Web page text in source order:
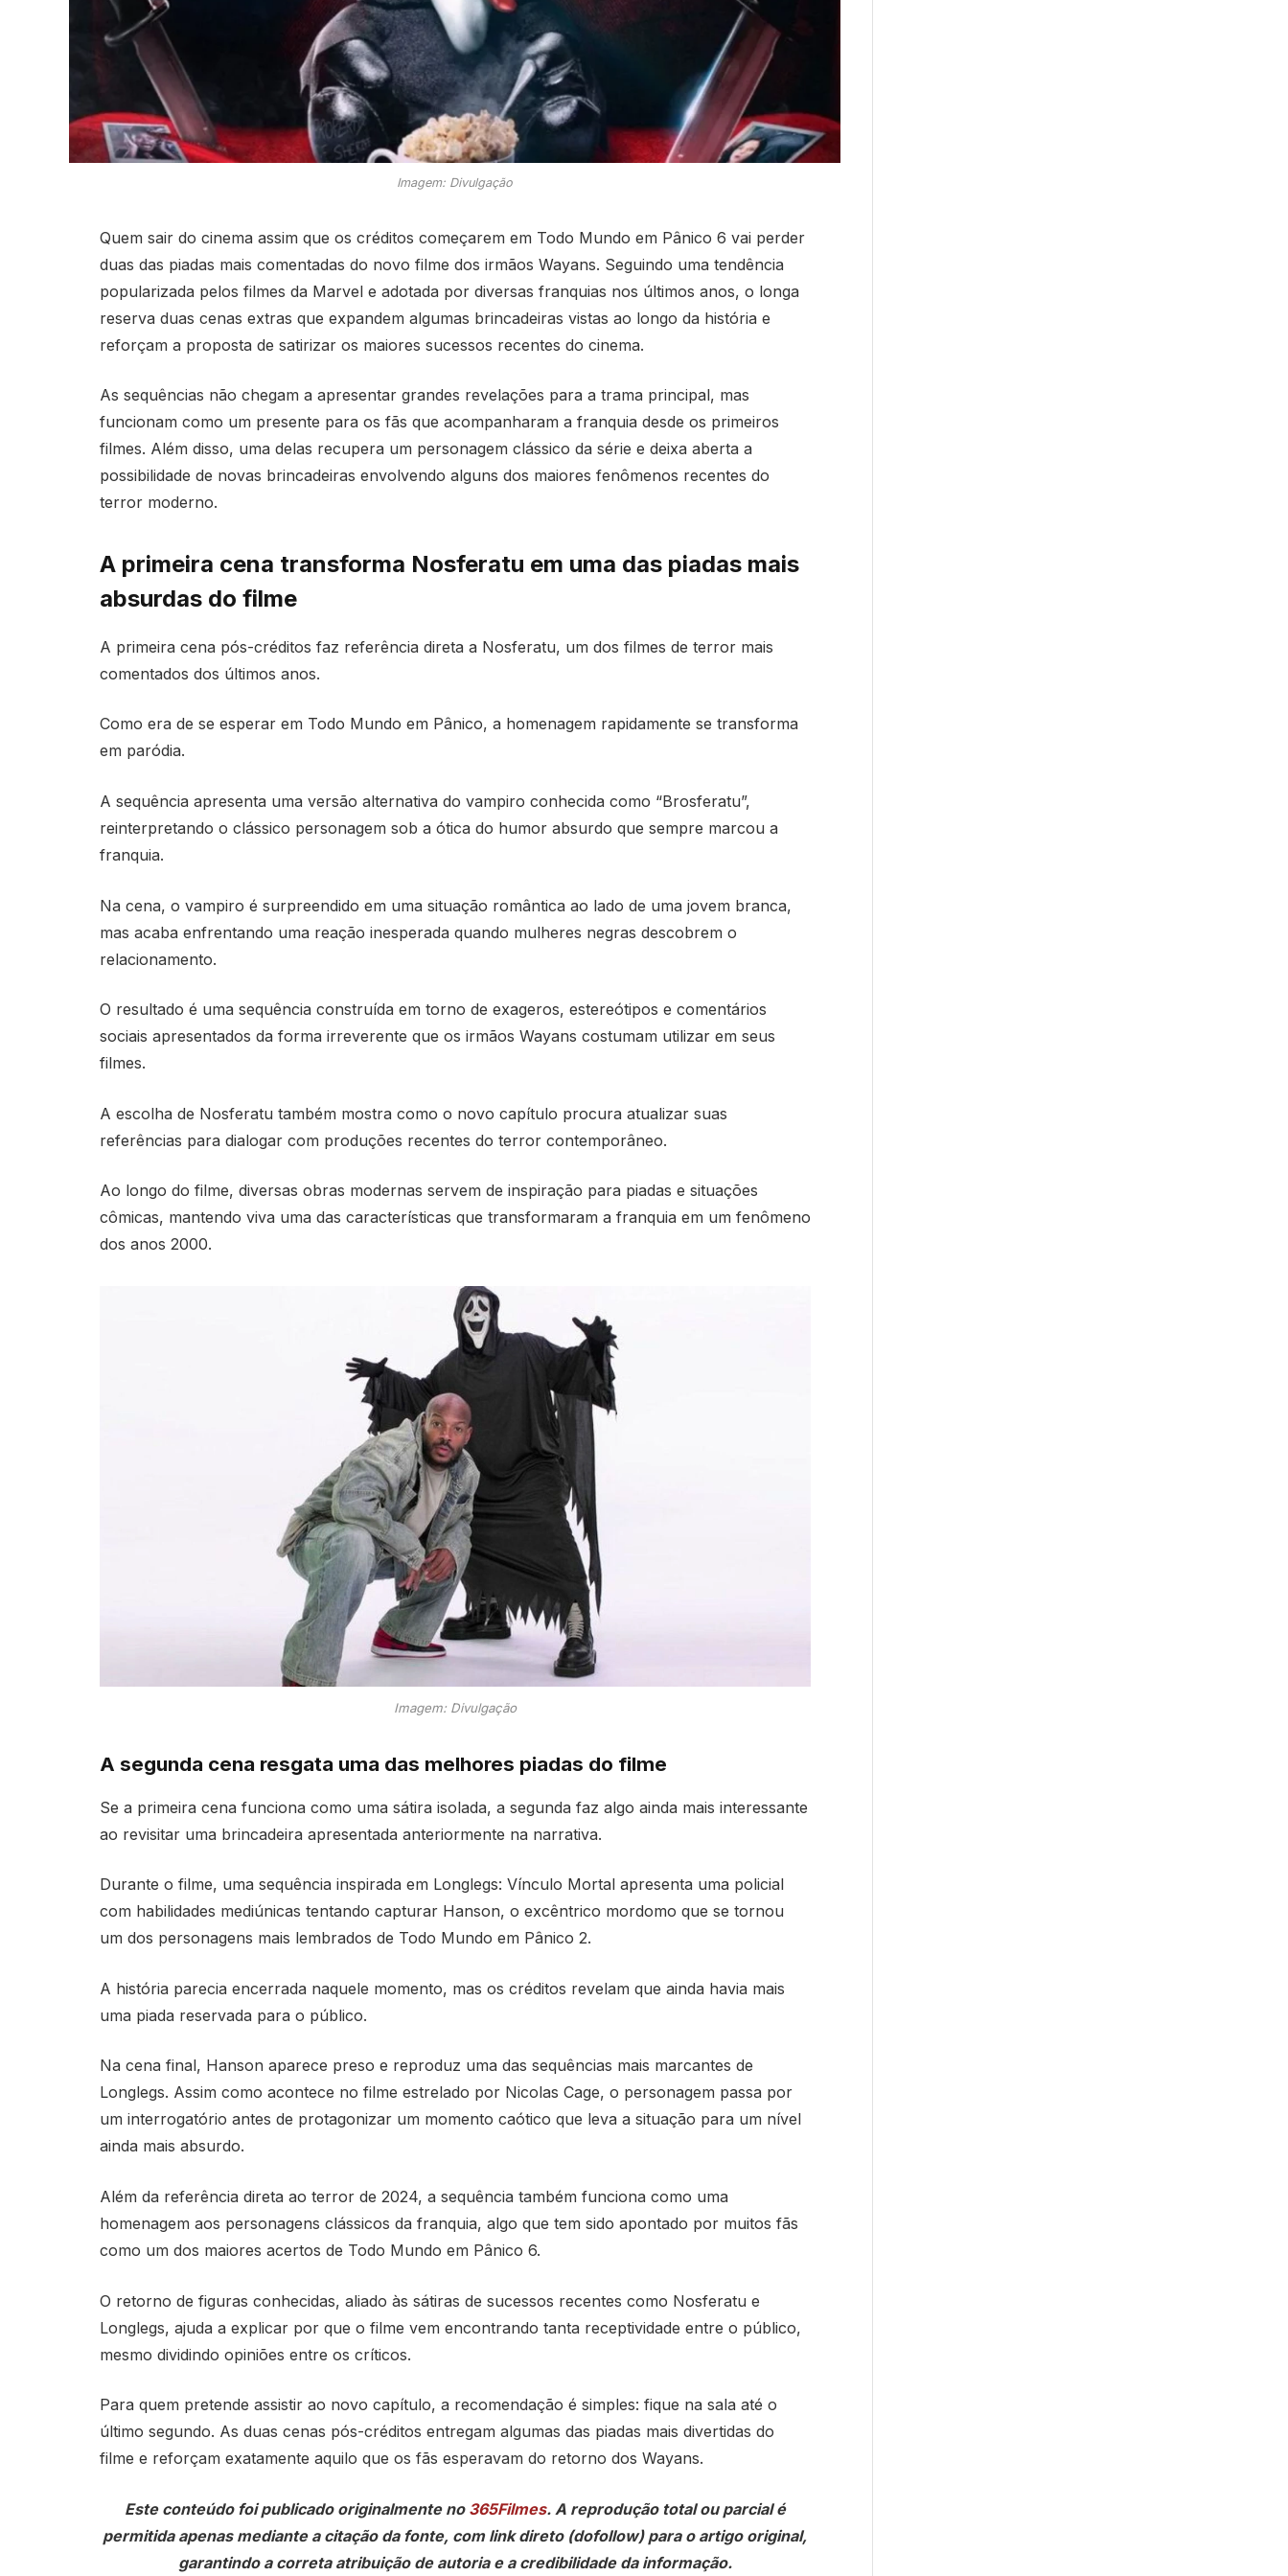
Imagem: Divulgação
Quem sair do cinema assim que os créditos começarem em Todo Mundo em Pânico 6 vai perder
duas das piadas mais comentadas do novo filme dos irmãos Wayans. Seguindo uma tendência
popularizada pelos filmes da Marvel e adotada por diversas franquias nos últimos anos, o longa
reserva duas cenas extras que expandem algumas brincadeiras vistas ao longo da história e
reforçam a proposta de satirizar os maiores sucessos recentes do cinema.
As sequências não chegam a apresentar grandes revelações para a trama principal, mas
funcionam como um presente para os fãs que acompanharam a franquia desde os primeiros
filmes. Além disso, uma delas recupera um personagem clássico da série e deixa aberta a
possibilidade de novas brincadeiras envolvendo alguns dos maiores fenômenos recentes do
terror moderno.
A primeira cena transforma Nosferatu em uma das piadas mais
absurdas do filme
A primeira cena pós-créditos faz referência direta a Nosferatu, um dos filmes de terror mais
comentados dos últimos anos.
Como era de se esperar em Todo Mundo em Pânico, a homenagem rapidamente se transforma
em paródia.
A sequência apresenta uma versão alternativa do vampiro conhecida como “Brosferatu”,
reinterpretando o clássico personagem sob a ótica do humor absurdo que sempre marcou a
franquia.
Na cena, o vampiro é surpreendido em uma situação romântica ao lado de uma jovem branca,
mas acaba enfrentando uma reação inesperada quando mulheres negras descobrem o
relacionamento.
O resultado é uma sequência construída em torno de exageros, estereótipos e comentários
sociais apresentados da forma irreverente que os irmãos Wayans costumam utilizar em seus
filmes.
A escolha de Nosferatu também mostra como o novo capítulo procura atualizar suas
referências para dialogar com produções recentes do terror contemporâneo.
Ao longo do filme, diversas obras modernas servem de inspiração para piadas e situações
cômicas, mantendo viva uma das características que transformaram a franquia em um fenômeno
dos anos 2000.
Imagem: Divulgação
A segunda cena resgata uma das melhores piadas do filme
Se a primeira cena funciona como uma sátira isolada, a segunda faz algo ainda mais interessante
ao revisitar uma brincadeira apresentada anteriormente na narrativa.
Durante o filme, uma sequência inspirada em Longlegs: Vínculo Mortalapresenta uma policial
com habilidades mediúnicas tentando capturar Hanson, o excêntrico mordomo que se tornou
um dos personagens mais lembrados de Todo Mundo em Pânico 2.
A história parecia encerrada naquele momento, mas os créditos revelam que ainda havia mais
uma piada reservada para o público.
Na cena final, Hanson aparece preso e reproduz uma das sequências mais marcantes de
Longlegs. Assim como acontece no filme estrelado por Nicolas Cage, o personagem passa por
um interrogatório antes de protagonizar um momento caótico que leva a situação para um nível
ainda mais absurdo.
Além da referência direta ao terror de 2024, a sequência também funciona como uma
homenagem aos personagens clássicos da franquia, algo que tem sido apontado por muitos fãs
como um dos maiores acertos de Todo Mundo em Pânico 6.
O retorno de figuras conhecidas, aliado às sátiras de sucessos recentes como Nosferatu e
Longlegs, ajuda a explicar por que o filme vem encontrando tanta receptividade entre o público,
mesmo dividindo opiniões entre os críticos.
Para quem pretende assistir ao novo capítulo, a recomendação é simples: fique na sala até o
último segundo. As duas cenas pós-créditos entregam algumas das piadas mais divertidas do
filme e reforçam exatamente aquilo que os fãs esperavam do retorno dos Wayans.
Este conteúdo foi publicado originalmente no 365Filmes. A reprodução total ou parcial é
permitida apenas mediante a citação da fonte, com link direto (dofollow) para o artigo original,
garantindo a correta atribuição de autoria e a credibilidade da informação.